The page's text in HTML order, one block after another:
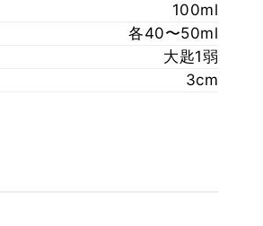
100ml
各40〜50ml
大匙1弱
3cm